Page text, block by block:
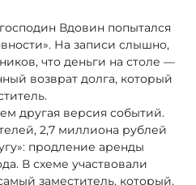
Вдовин попытался
На записи слышно,
что деньги на столе —
возврат долга, который
другая версия событий.
2,7 миллиона рублей
продление аренды
В схеме участвовали
заместитель, который,